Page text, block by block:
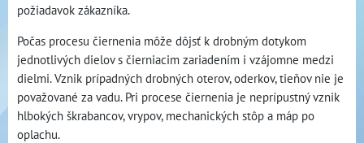
požiadavok zákazníka.
Počas procesu čiernenia môže dôjsť k drobným dotykom
jednotlivých dielov s čierniacim zariadením i vzájomne medzi
dielmi. Vznik prípadných drobných oterov, oderkov, tieňov nie je
považované za vadu. Pri procese čiernenia je neprípustný vznik
hlbokých škrabancov, vrypov, mechanických stôp a máp po
oplachu.